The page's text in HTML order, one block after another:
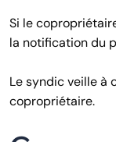
Si le
la notification du
Le syndic veille à
copropriétaire.